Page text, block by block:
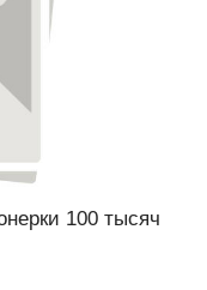
100 тысяч